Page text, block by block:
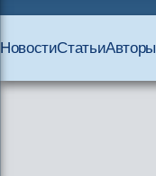
НовостиСтатьиАвторы